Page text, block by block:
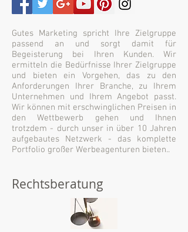
Gutes Marketing spricht Ihre Zielgruppe
passend an und sorgt damit für
Begeisterung bei Ihren Kunden. Wir
ermitteln die Bedürfnisse Ihrer Zielgruppe
und bieten ein Vorgehen, das zu den
Anforderungen Ihrer Branche, zu Ihrem
Unternehmen und Ihrem Angebot passt.
Wir können mit erschwinglichen Preisen in
den Wettbewerb gehen und Ihnen
trotzdem - durch unser in über 10 Jahren
aufgebautes Netzwerk - das komplette
Portfolio großer Werbeagenturen bieten..
Rechtsberatung